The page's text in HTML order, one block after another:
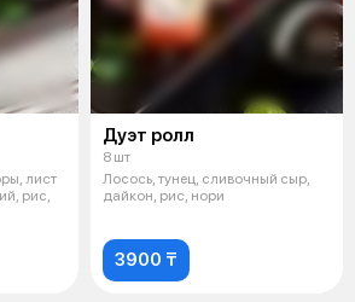
лист
рис,
Дуэт ролл
8 шт
Лосось, тунец, сливочный сыр,
дайкон, рис, нори
3900 ₸